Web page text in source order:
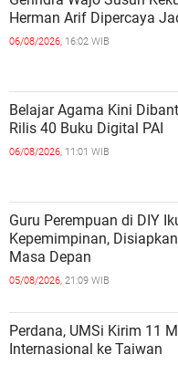
Herman Arif Dipercaya
06/08/2026, 16:02 WIB
Belajar Agama Kini
Rilis 40 Buku Digital PAI
06/08/2026, 11:01 WIB
Guru Perempuan di DIY
Kepemimpinan,
Masa Depan
05/08/2026, 21:09 WIB
Perdana, UMSi Kirim 11
Internasional ke Taiwan